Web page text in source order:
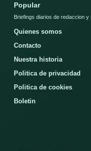
Popular
Briefings diarios de redaccion
Quienes somos
Contacto
Nuestra historia
Politica de privacidad
Politica de cookies
Boletin